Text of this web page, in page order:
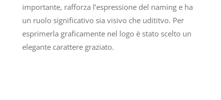
importante, rafforza l’espressione del naming e ha
un ruolo significativo sia visivo che udititvo. Per
esprimerla graficamente nel logo è stato scelto un
elegante carattere graziato.